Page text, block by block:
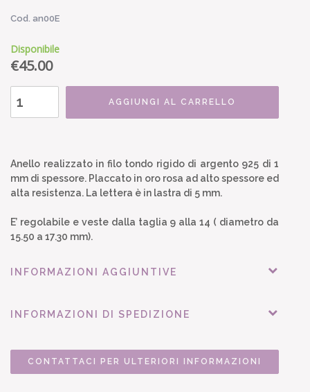
Cod. an00E
Disponibile
€45.00
AGGIUNGI AL CARRELLO
Anello realizzato in filo tondo rigido di argento 925 di 1
mm di spessore. Placcato in oro rosa ad alto spessore ed
alta resistenza. La lettera è in lastra di 5 mm.
E’ regolabile e veste dalla taglia 9 alla 14 ( diametro da
15.50 a 17.30 mm).
INFORMAZIONI AGGIUNTIVE
INFORMAZIONI DI SPEDIZIONE
CONTATTACI PER ULTERIORI INFORMAZIONI